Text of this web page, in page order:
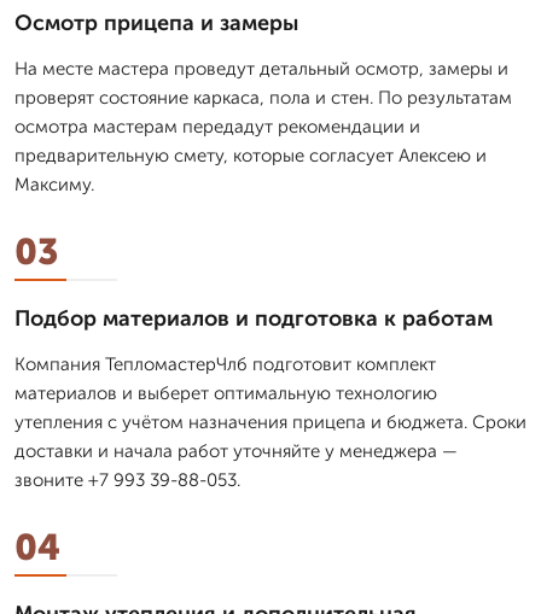
Осмотр прицепа и замеры
На месте мастера проведут детальный осмотр, замеры и
проверят состояние каркаса, пола и стен. По результатам
осмотра мастерам передадут рекомендации и
предварительную смету, которые согласует Алексею и
Максиму.
03
Подбор материалов и подготовка к работам
Компания ТепломастерЧлб подготовит комплект
материалов и выберет оптимальную технологию
утепления с учётом назначения прицепа и бюджета. Сроки
доставки и начала работ уточняйте у менеджера —
звоните +7 993 39-88-053.
04